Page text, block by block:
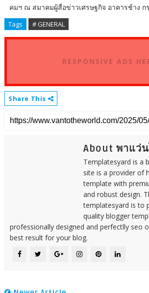
คมฯ ณ สมาคมผู้สื่อข่าวเศรษฐกิจ อาคารช้าง ก
Tags # GENERAL
RESPONSIVE ADS
Share This
About พาแว่
Templatesyard is a
site is a provider of
template with
and robust design.
templatesyard is to
quality blogger
professionally designed and perfectlly seo
best result for your blog.